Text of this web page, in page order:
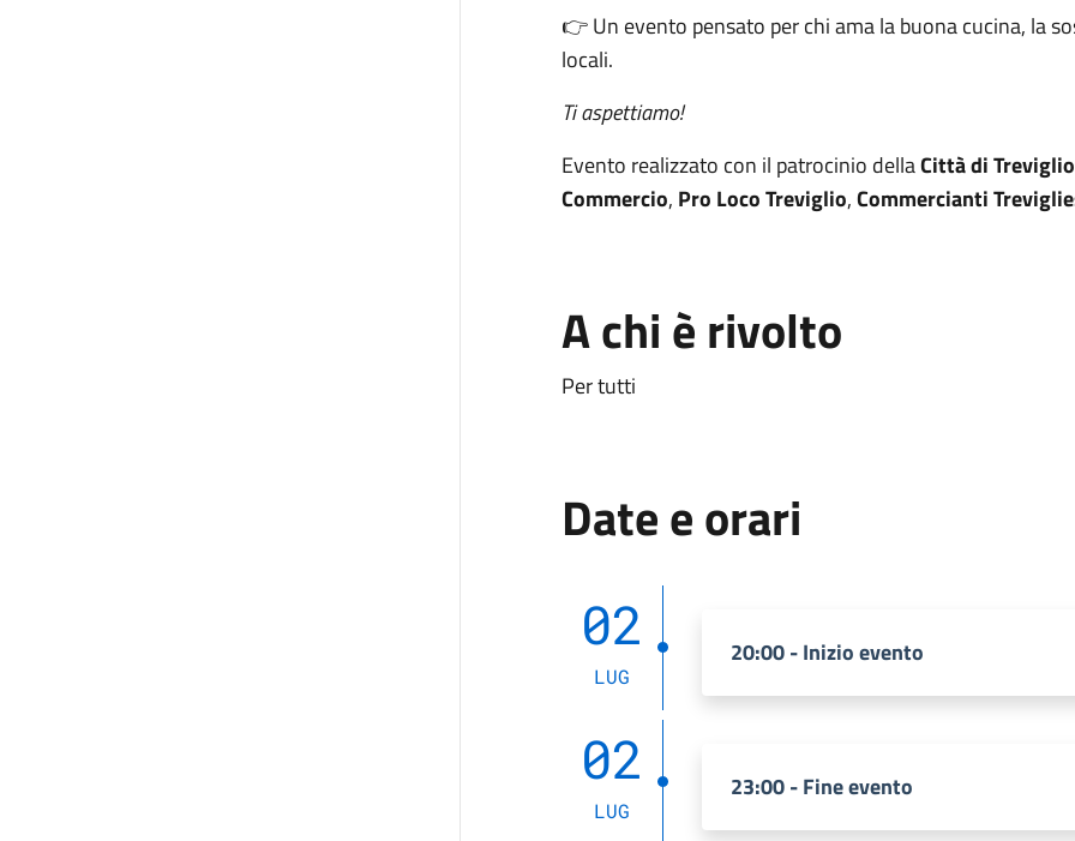
👉 Un evento pensato per chi ama la buona cucina, la
locali.
Ti aspettiamo!
Evento realizzato con il patrocinio dellaCittà di Treviglio
Commercio, Pro Loco Treviglio,Commercianti
A chi è rivolto
Per tutti
Date e orari
02
LUG
20:00 - Inizio evento
02
LUG
23:00 - Fine evento